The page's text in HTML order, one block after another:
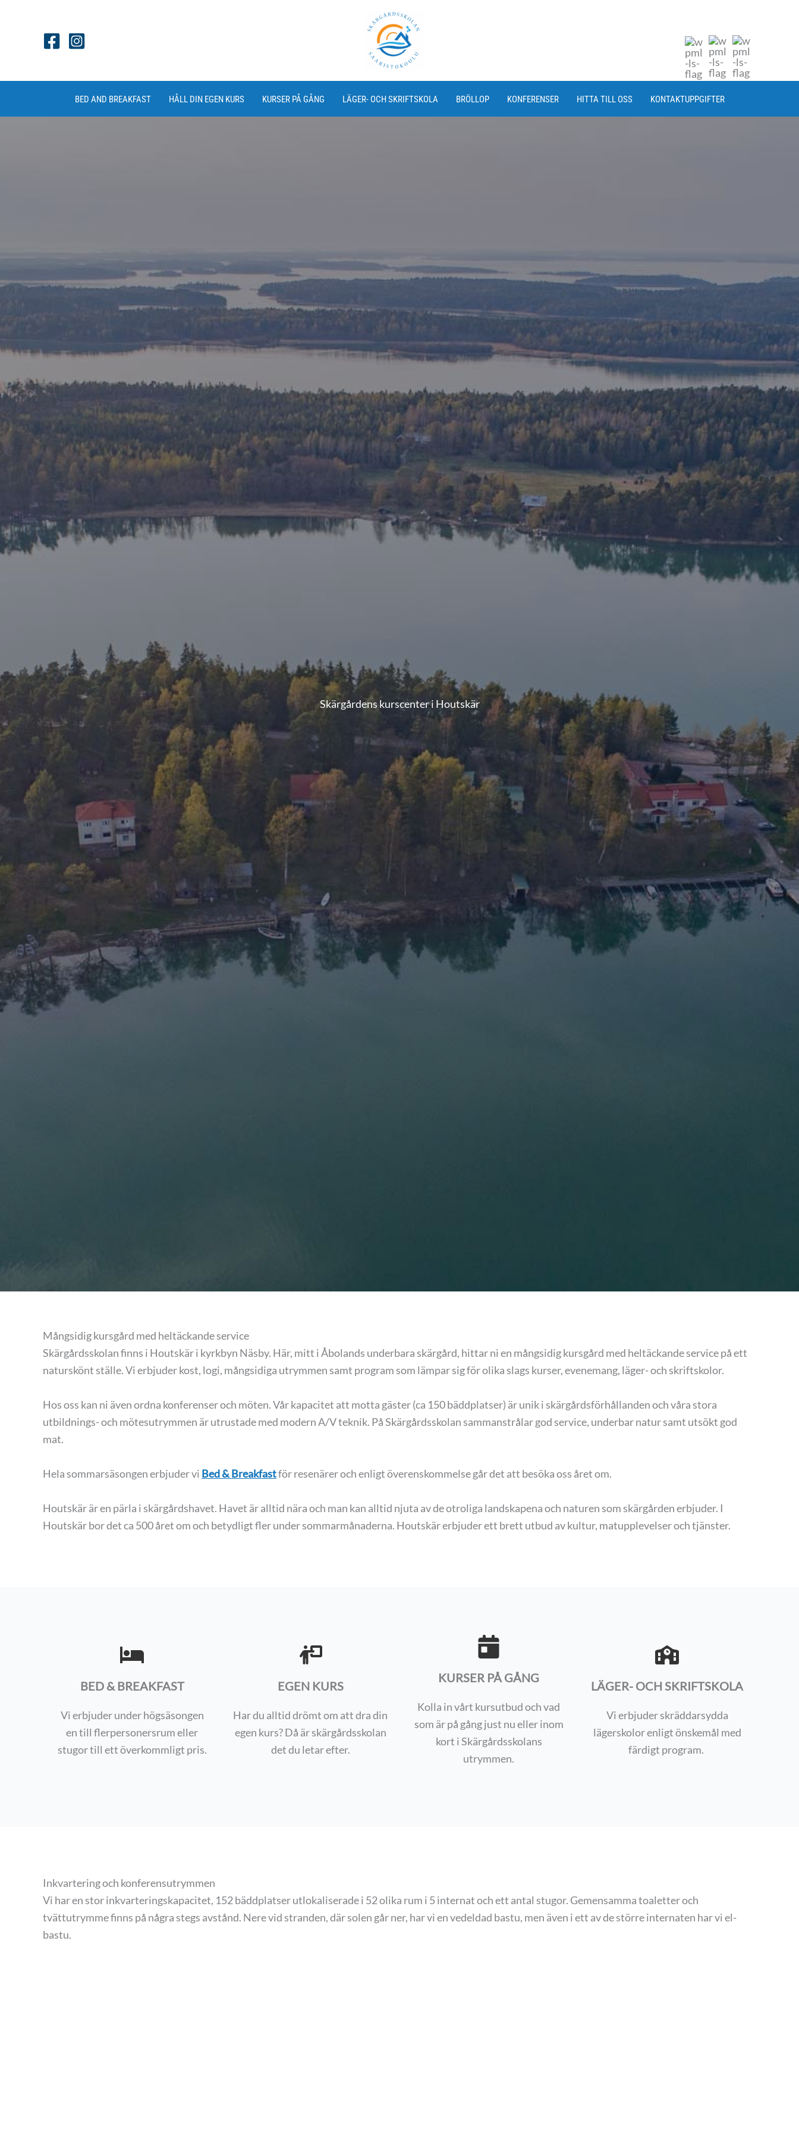
BED AND BREAKFAST HÅLL DIN EGEN KURS KURSER PÅ GÅNG LÄGER- OCH SKRIFTSKOLA BRÖLLOP KONFERENSER HITTA TILL OSS KONTAKTUPPGIFTER
Skärgårdens kurscenter i Houtskär
Mångsidig kursgård med heltäckande service
Skärgårdsskolan finns i Houtskär i kyrkbyn Näsby. Här, mitt i Åbolands underbara skärgård, hittar ni en mångsidig kursgård med heltäckande service på ett
naturskönt ställe. Vi erbjuder kost, logi, mångsidiga utrymmen samt program som lämpar sig för olika slags kurser, evenemang, läger- och skriftskolor.
Hos oss kan ni även ordna konferenser och möten. Vår kapacitet att motta gäster (ca 150 bäddplatser) är unik i skärgårdsförhållanden och våra stora
utbildnings- och mötesutrymmen är utrustade med modern A/V teknik. På Skärgårdsskolan sammanstrålar god service, underbar natur samt utsökt god
mat.
Hela sommarsäsongen erbjuder vi Bed & Breakfastför resenärer och enligt överenskommelse går det att besöka oss året om.
Houtskär är en pärla i skärgårdshavet. Havet är alltid nära och man kan alltid njuta av de otroliga landskapena och naturen som skärgården erbjuder. I
Houtskär bor det ca 500 året om och betydligt fler under sommarmånaderna. Houtskär erbjuder ett brett utbud av kultur, matupplevelser och tjänster.
BED & BREAKFAST
Vi erbjuder under högsäsongen
en till flerpersonersrum eller
stugor till ett överkommligt pris.
EGEN KURS
Har du alltid drömt om att dra din
egen kurs? Då är skärgårdsskolan
det du letar efter.
KURSER PÅ GÅNG
Kolla in vårt kursutbud och vad
som är på gång just nu eller inom
kort i Skärgårdsskolans
utrymmen.
LÄGER- OCH SKRIFTSKOLA
Vi erbjuder skräddarsydda
lägerskolor enligt önskemål med
färdigt program.
Inkvartering och konferensutrymmen
Vi har en stor inkvarteringskapacitet, 152 bäddplatser utlokaliserade i 52 olika rum i 5 internat och ett antal stugor. Gemensamma toaletter och
tvättutrymme finns på några stegs avstånd. Nere vid stranden, där solen går ner, har vi en vedeldad bastu, men även i ett av de större internaten har vi el-
bastu.